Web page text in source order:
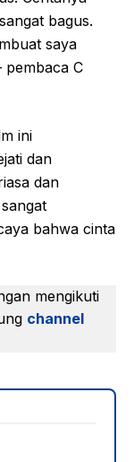
bagus.
saya
pembaca C
ini
dan
dan
bahwa cinta
mengikuti
channel